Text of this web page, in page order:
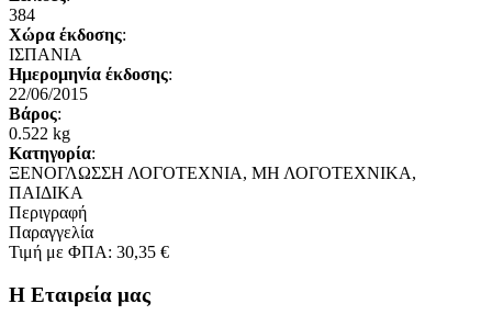
384
Χώρα έκδοσης:
ΙΣΠΑΝΙΑ
Ημερομηνία έκδοσης:
22/06/2015
Βάρος:
0.522 kg
Κατηγορία:
ΞΕΝΟΓΛΩΣΣΗ ΛΟΓΟΤΕΧΝΙΑ, ΜΗ ΛΟΓΟΤΕΧΝΙΚΑ,
ΠΑΙΔΙΚΑ
Περιγραφή
Παραγγελία
Τιμή με ΦΠΑ: 30,35 €
Η Εταιρεία μας